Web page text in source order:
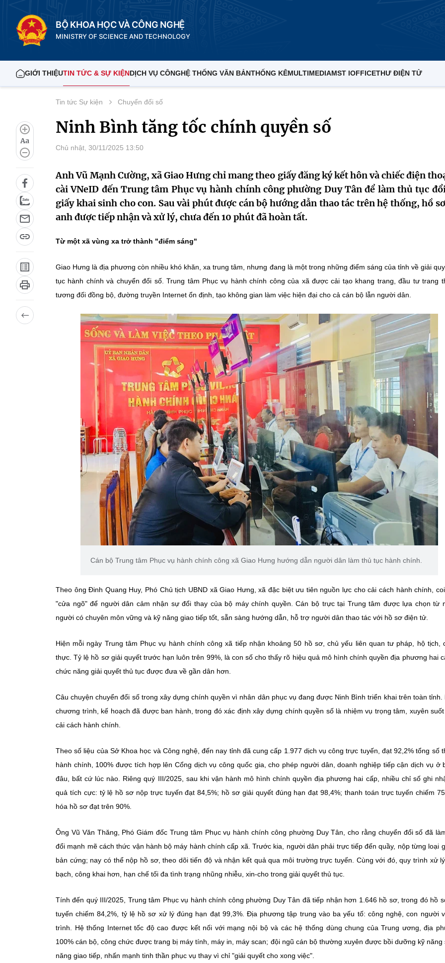
BỘ KHOA HỌC VÀ CÔNG NGHỆ
MINISTRY OF SCIENCE AND TECHNOLOGY
GIỚI THIỆUTIN TỨC & SỰ KIỆNDỊCH VỤ CÔNGHỆ THỐNG VĂN BẢNTHỐNG KÊMULTIMEDIAMST IOFFICETHƯ ĐIỆN TỬ
Aa
Tin tức Sự kiện Chuyển đổi số
Ninh Bình tăng tốc chính quyền số
Chủ nhật, 30/11/2025 13:50
Anh Vũ Mạnh Cường, xã Giao Hưng chỉ mang theo giấy đăng ký kết hôn và chiếc điện
cài VNeID đến Trung tâm Phục vụ hành chính công phường Duy Tân để làm thủ tục
giấy khai sinh cho con. Sau vài phút được cán bộ hướng dẫn thao tác trên hệ thống, hồ
anh được tiếp nhận và xử lý, chưa đến 10 phút đã hoàn tất.
Từ một xã vùng xa trở thành "điểm sáng"
Giao Hưng là địa phương còn nhiều khó khăn, xa trung tâm, nhưng đang là một trong những điểm sáng của tỉnh về giải
tục hành chính và chuyển đổi số. Trung tâm Phục vụ hành chính công của xã được cải tạo khang trang, đầu tư trang
tương đối đồng bộ, đường truyền Internet ổn định, tạo không gian làm việc hiện đại cho cả cán bộ lẫn người dân.
Cán bộ Trung tâm Phục vụ hành chính công xã Giao Hưng hướng dẫn người dân làm thủ tục hành chính.
Theo ông Đinh Quang Huy, Phó Chủ tịch UBND xã Giao Hưng, xã đặc biệt ưu tiên nguồn lực cho cải cách hành chính,
"cửa ngõ" để người dân cảm nhận sự đổi thay của bộ máy chính quyền. Cán bộ trực tại Trung tâm được lựa chọn từ
người có chuyên môn vững và kỹ năng giao tiếp tốt, sẵn sàng hướng dẫn, hỗ trợ người dân thao tác với hồ sơ điện tử.
Hiện mỗi ngày Trung tâm Phục vụ hành chính công xã tiếp nhận khoảng 50 hồ sơ, chủ yếu liên quan tư pháp, hộ tịch,
thực. Tỷ lệ hồ sơ giải quyết trước hạn luôn trên 99%, là con số cho thấy rõ hiệu quả mô hình chính quyền địa phương hai
chức năng giải quyết thủ tục được đưa về gần dân hơn.
Câu chuyện chuyển đổi số trong xây dựng chính quyền vì nhân dân phục vụ đang được Ninh Bình triển khai trên toàn tỉnh.
chương trình, kế hoạch đã được ban hành, trong đó xác định xây dựng chính quyền số là nhiệm vụ trọng tâm, xuyên
cải cách hành chính.
Theo số liệu của Sở Khoa học và Công nghệ, đến nay tỉnh đã cung cấp 1.977 dịch vụ công trực tuyến, đạt 92,2% tổng số
hành chính, 100% được tích hợp lên Cổng dịch vụ công quốc gia, cho phép người dân, doanh nghiệp tiếp cận dịch vụ ở
đâu, bất cứ lúc nào. Riêng quý III/2025, sau khi vận hành mô hình chính quyền địa phương hai cấp, nhiều chỉ số ghi
quả tích cực: tỷ lệ hồ sơ nộp trực tuyến đạt 84,5%; hồ sơ giải quyết đúng hạn đạt 98,4%; thanh toán trực tuyến chiếm
hóa hồ sơ đạt trên 90%.
Ông Vũ Văn Thăng, Phó Giám đốc Trung tâm Phục vụ hành chính công phường Duy Tân, cho rằng chuyển đổi số đã
đổi mạnh mẽ cách thức vận hành bộ máy hành chính cấp xã. Trước kia, người dân phải trực tiếp đến quầy, nộp từng loại
bản cứng; nay có thể nộp hồ sơ, theo dõi tiến độ và nhận kết quả qua môi trường trực tuyến. Cùng với đó, quy trình xử
bạch, công khai hơn, hạn chế tối đa tình trạng nhũng nhiễu, xin-cho trong giải quyết thủ tục.
Tính đến quý III/2025, Trung tâm Phục vụ hành chính công phường Duy Tân đã tiếp nhận hơn 1.646 hồ sơ, trong đó hồ
tuyến chiếm 84,2%, tỷ lệ hồ sơ xử lý đúng hạn đạt 99,3%. Địa phương tập trung vào ba yếu tố: công nghệ, con người
trình. Hệ thống Internet tốc độ cao được kết nối với mạng nội bộ và các hệ thống dùng chung của Trung ương, địa
100% cán bộ, công chức được trang bị máy tính, máy in, máy scan; đội ngũ cán bộ thường xuyên được bồi dưỡng kỹ năng
năng giao tiếp, nhấn mạnh tinh thần phục vụ thay vì chỉ "giải quyết cho xong việc".